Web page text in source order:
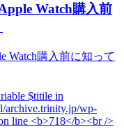
Watch購入前